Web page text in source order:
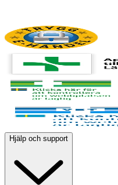
Hjälp och support